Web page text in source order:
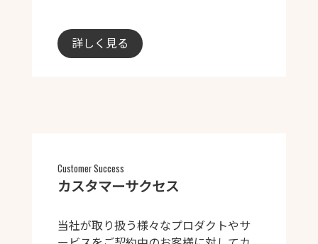
詳しく見る
Customer Success
カスタマーサクセス
当社が取り扱う様々なプロダクトやサ